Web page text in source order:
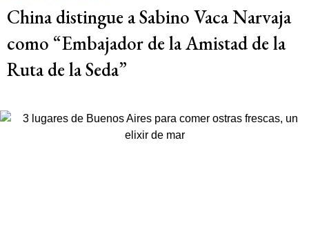
China distingue a Sabino Vaca Narvaja
como “Embajador de la Amistad de la
Ruta de la Seda”